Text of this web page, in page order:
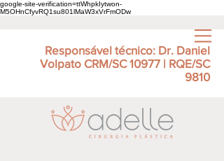
google-site-verification=ttWhpkIytwon-
M5OHnCfyvRQ1su801lMaW3xVrFmODw
Responsável técnico: Dr. Daniel
Volpato CRM/SC 10977 | RQE/SC
9810​